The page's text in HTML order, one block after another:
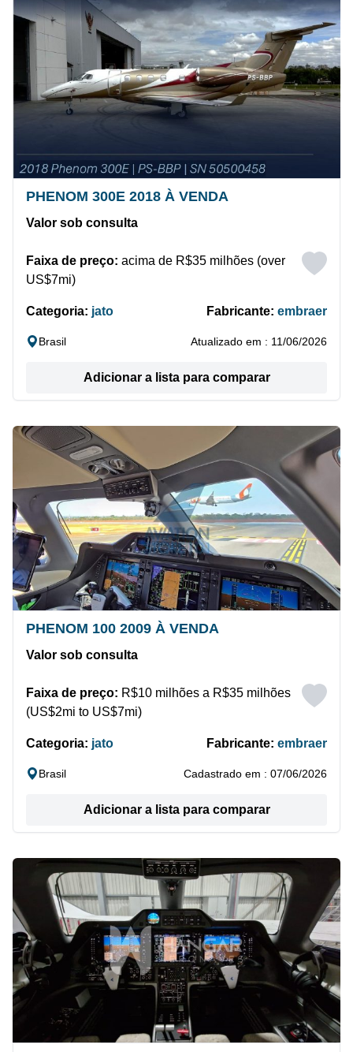
PHENOM 300E 2018 À VENDA
Valor sob consulta
Faixa de preço: acima de R$35 milhões (over
US$7mi)
Categoria: jato Fabricante: embraer
Brasil Atualizado em : 11/06/2026
Adicionar a lista para comparar
PHENOM 100 2009 À VENDA
Valor sob consulta
Faixa de preço: R$10 milhões a R$35 milhões
(US$2mi to US$7mi)
Categoria: jato Fabricante: embraer
Brasil Cadastrado em : 07/06/2026
Adicionar a lista para comparar